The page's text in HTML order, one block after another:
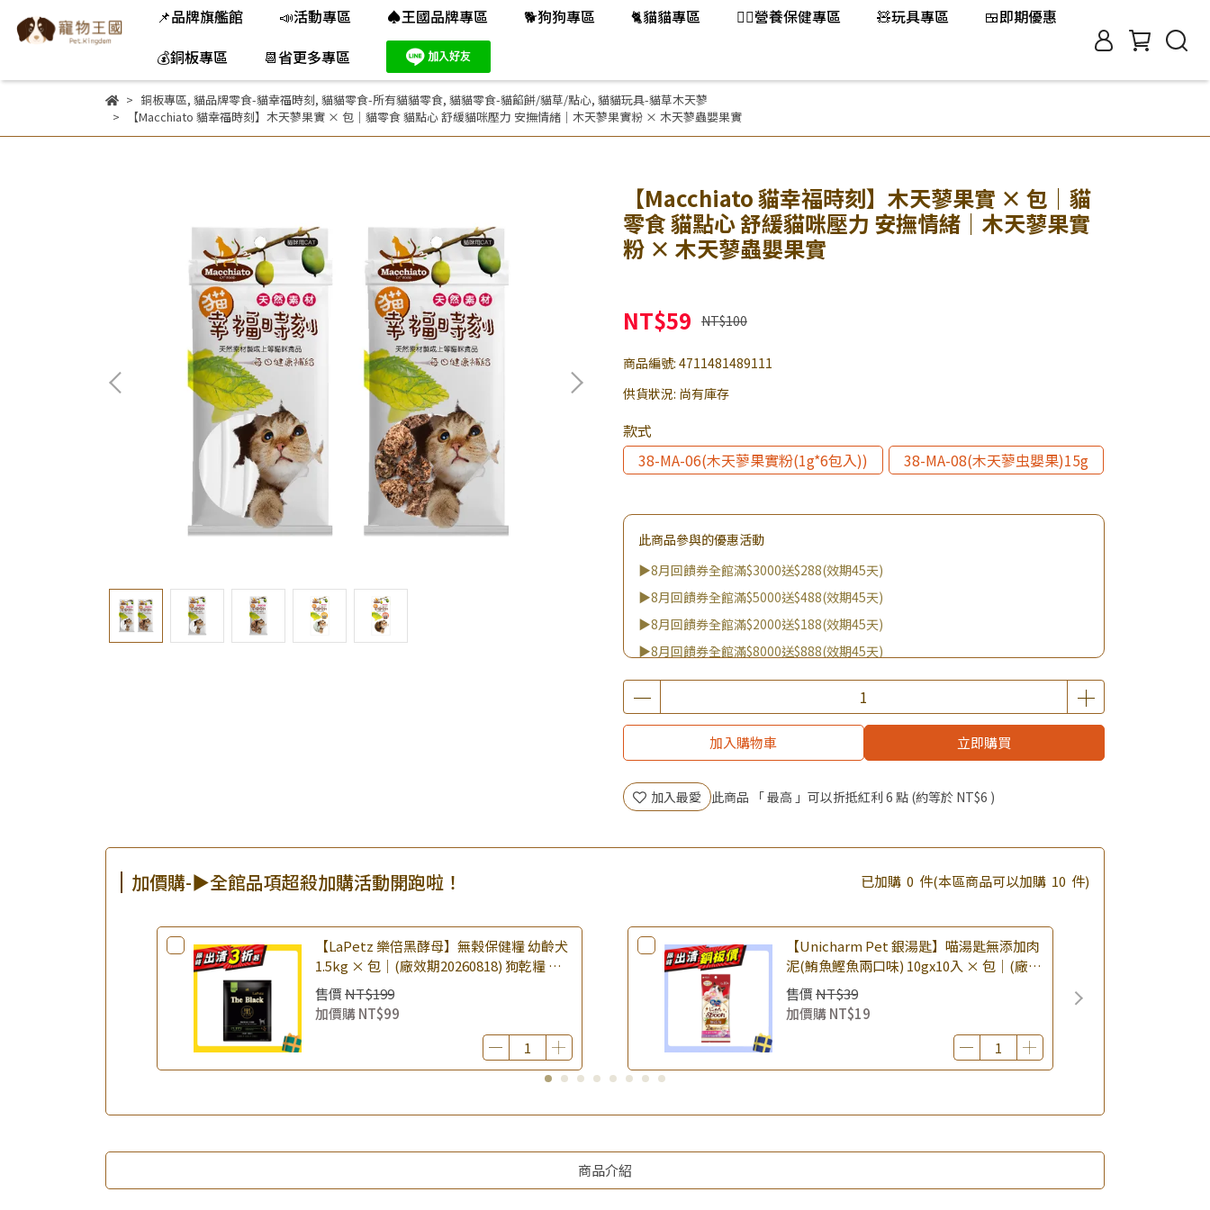
📌品牌旗艦館 📣活動專區 ♠王國品牌專區 🐕️狗狗專區 🐈️貓貓專區 👨‍⚕️營養保健專區 🧸玩具專區
🍱即期優惠
💰銅板專區
📆省更多專區
銅板專區, 貓品牌零食-貓幸福時刻, 貓貓零食-所有貓貓零食, 貓貓零食-貓餡餅/貓草/點心, 貓貓玩具-貓草木天蓼
【Macchiato 貓幸福時刻】木天蓼果實 × 包｜貓零食 貓點心 舒緩貓咪壓力 安撫情緒｜木天蓼果實粉 × 木天蓼蟲嬰果實
【Macchiato 貓幸福時刻】木天蓼果實 × 包｜貓
零食 貓點心 舒緩貓咪壓力 安撫情緒｜木天蓼果實
粉 × 木天蓼蟲嬰果實
NT$59 NT$100
商品編號: 4711481489111
供貨狀況: 尚有庫存
款式
38-MA-06(木天蓼果實粉(1g*6包入))
38-MA-08(木天蓼虫嬰果)15g
此商品參與的優惠活動
▶8月回饋券全館滿$3000送$288(效期45天)
▶8月回饋券全館滿$5000送$488(效期45天)
▶8月回饋券全館滿$2000送$188(效期45天)
▶8月回饋券全館滿$8000送$888(效期45天)
▶消費滿999｜享超值價$299加購BIO UP面膜
▶全館不限消費金額｜享超值價$19起 加購自然主義嚐鮮試吃組！
▶王國加購活動 訂單享超值優惠價加購好物
▶全館品項超殺加購活動開跑啦！
加入購物車 立即購買
加入最愛 此商品 「 最高 」可以折抵紅利 6 點 (約等於 NT$6 )
加價購-▶全館品項超殺加購活動開跑啦！ 已加購 0 件(本區商品可以加購 10 件)
【LaPetz 樂倍黑酵母】無榖保健糧 幼齡犬
1.5kg × 包｜(廠效期20260818) 狗乾糧 狗
飼料 幼犬飼料 無穀配方｜即期品
售價NT$199
加價購NT$99
【Unicharm Pet 銀湯匙】喵湯匙無添加肉
泥(鮪魚鰹魚兩口味) 10gx10入 × 包｜(廠效
期20260819) 貓肉泥 貓點心 肉泥條｜即期
品
售價NT$39
加價購NT$19
商品介紹